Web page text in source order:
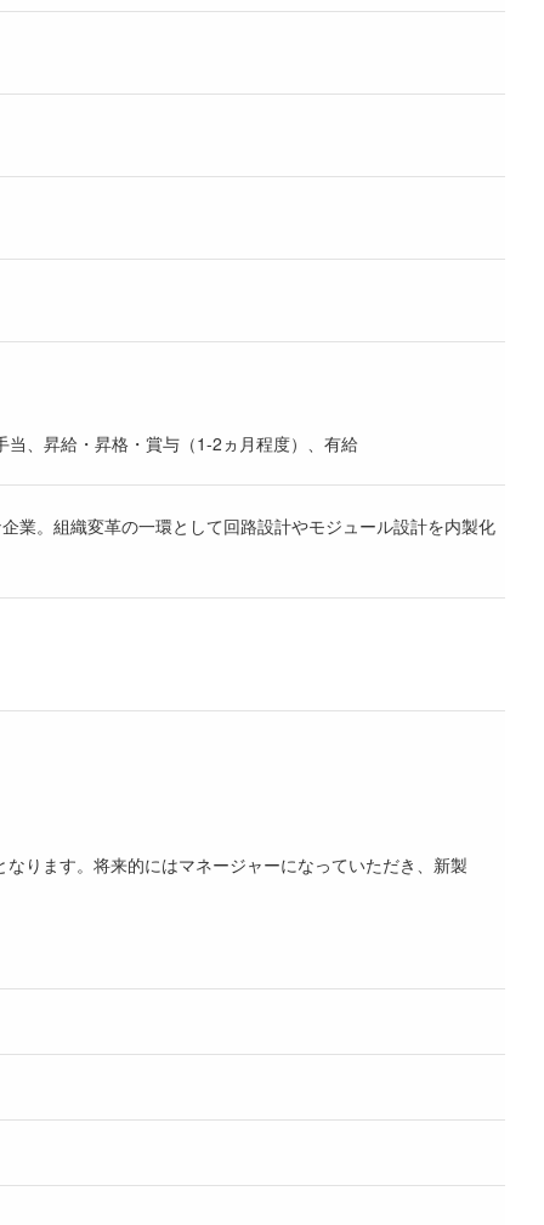
、昇給・昇格・賞与（1-2ヵ月程度）、有給
業。組織変革の一環として回路設計やモジュール設計を内製化
ります。将来的にはマネージャーになっていただき、新製